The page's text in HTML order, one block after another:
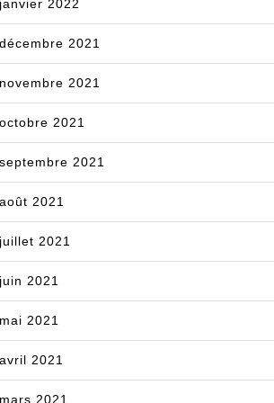
janvier 2022
décembre 2021
novembre 2021
octobre 2021
septembre 2021
août 2021
juillet 2021
juin 2021
mai 2021
avril 2021
mars 2021